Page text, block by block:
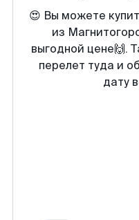
😍 Вы можете
из
выгодной цене🙌.
перелет туда и
дату